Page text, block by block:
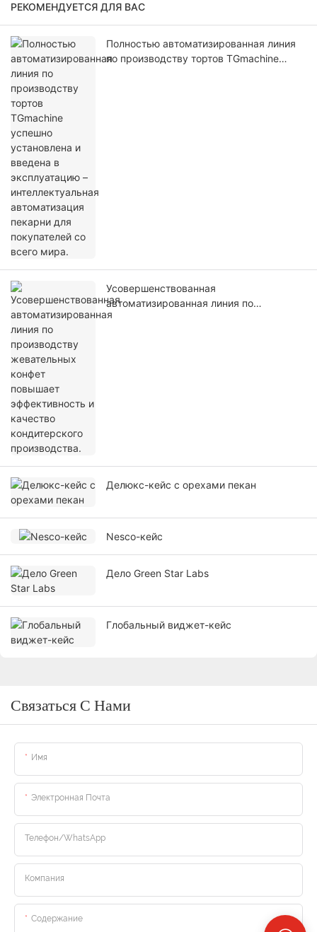
РЕКОМЕНДУЕТСЯ ДЛЯ ВАС
Полностью автоматизированная линия
по производству тортов TGmachine
Усовершенствованная
автоматизированная линия по
производству жевательных конфет
Делюкс-кейс с орехами пекан
Nesco-кейс
Дело Green Star Labs
Глобальный виджет-кейс
Связаться С Нами
Имя
Электронная Почта
Телефон/WhatsApp
Компания
Содержание